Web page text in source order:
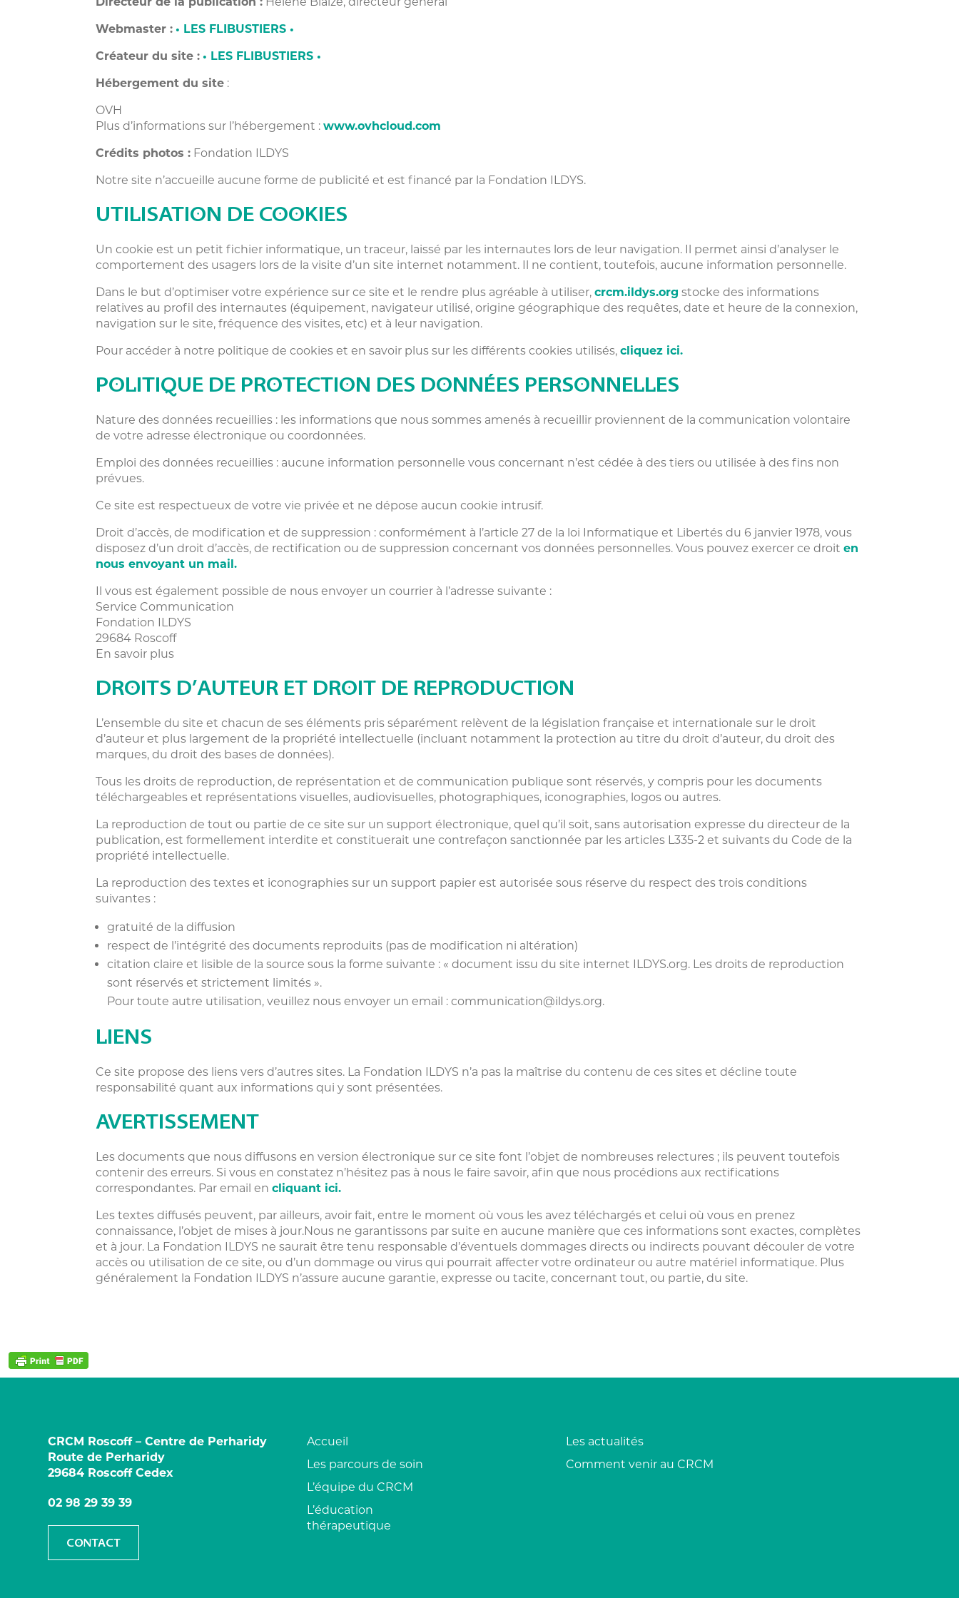
Webmaster : • LES FLIBUSTIERS •
Créateur du site : • LES FLIBUSTIERS •
Hébergement du site :
OVH
Plus d’informations sur l’hébergement :www.ovhcloud.com
Crédits photos : Fondation ILDYS
Notre site n’accueille aucune forme de publicité et est financé par la Fondation ILDYS.
UTILISATION DE COOKIES
Un cookie est un petit fichier informatique, un traceur, laissé par les internautes lors de leur navigation. Il permet ainsi d’analyser le
comportement des usagers lors de la visite d’un site internet notamment. Il ne contient, toutefois, aucune information personnelle.
Dans le but d’optimiser votre expérience sur ce site et le rendre plus agréable à utiliser, crcm.ildys.org stocke des informations
relatives au profil des internautes (équipement, navigateur utilisé, origine géographique des requêtes, date et heure de la connexion,
navigation sur le site, fréquence des visites, etc) et à leur navigation.
Pour accéder à notre politique de cookies et en savoir plus sur les différents cookies utilisés, cliquez ici.
POLITIQUE DE PROTECTION DES DONNÉES PERSONNELLES
Nature des données recueillies : les informations que nous sommes amenés à recueillir proviennent de la communication volontaire
de votre adresse électronique ou coordonnées.
Emploi des données recueillies : aucune information personnelle vous concernant n’est cédée à des tiers ou utilisée à des fins non
prévues.
Ce site est respectueux de votre vie privée et ne dépose aucun cookie intrusif.
Droit d’accès, de modification et de suppression : conformément à l’article 27 de la loi Informatique et Libertés du 6 janvier 1978, vous
disposez d’un droit d’accès, de rectification ou de suppression concernant vos données personnelles. Vous pouvez exercer ce droit en
nous envoyant un mail.
Il vous est également possible de nous envoyer un courrier à l’adresse suivante :
Service Communication
Fondation ILDYS
29684 Roscoff
En savoir plus
DROITS D’AUTEUR ET DROIT DE REPRODUCTION
L’ensemble du site et chacun de ses éléments pris séparément relèvent de la législation française et internationale sur le droit
d’auteur et plus largement de la propriété intellectuelle (incluant notamment la protection au titre du droit d’auteur, du droit des
marques, du droit des bases de données).
Tous les droits de reproduction, de représentation et de communication publique sont réservés, y compris pour les documents
téléchargeables et représentations visuelles, audiovisuelles, photographiques, iconographies, logos ou autres.
La reproduction de tout ou partie de ce site sur un support électronique, quel qu’il soit, sans autorisation expresse du directeur de la
publication, est formellement interdite et constituerait une contrefaçon sanctionnée par les articles L335-2 et suivants du Code de la
propriété intellectuelle.
La reproduction des textes et iconographies sur un support papier est autorisée sous réserve du respect des trois conditions
suivantes :
gratuité de la diffusion
respect de l’intégrité des documents reproduits (pas de modification ni altération)
citation claire et lisible de la source sous la forme suivante : « document issu du site internet ILDYS.org. Les droits de reproduction
sont réservés et strictement limités ».
Pour toute autre utilisation, veuillez nous envoyer un email : communication@ildys.org.
LIENS
Ce site propose des liens vers d’autres sites. La Fondation ILDYS n’a pas la maîtrise du contenu de ces sites et décline toute
responsabilité quant aux informations qui y sont présentées.
AVERTISSEMENT
Les documents que nous diffusons en version électronique sur ce site font l’objet de nombreuses relectures ; ils peuvent toutefois
contenir des erreurs. Si vous en constatez n’hésitez pas à nous le faire savoir, afin que nous procédions aux rectifications
correspondantes. Par email en cliquant ici.
Les textes diffusés peuvent, par ailleurs, avoir fait, entre le moment où vous les avez téléchargés et celui où vous en prenez
connaissance, l’objet de mises à jour.Nous ne garantissons par suite en aucune manière que ces informations sont exactes, complètes
et à jour. La Fondation ILDYS ne saurait être tenu responsable d’éventuels dommages directs ou indirects pouvant découler de votre
accès ou utilisation de ce site, ou d’un dommage ou virus qui pourrait affecter votre ordinateur ou autre matériel informatique. Plus
généralement la Fondation ILDYS n’assure aucune garantie, expresse ou tacite, concernant tout, ou partie, du site.
CRCM Roscoff – Centre de Perharidy
Route de Perharidy
29684 Roscoff Cedex
02 98 29 39 39
CONTACT
Accueil
Les parcours de soin
L’équipe du CRCM
L’éducation
thérapeutique
Les actualités
Comment venir au CRCM